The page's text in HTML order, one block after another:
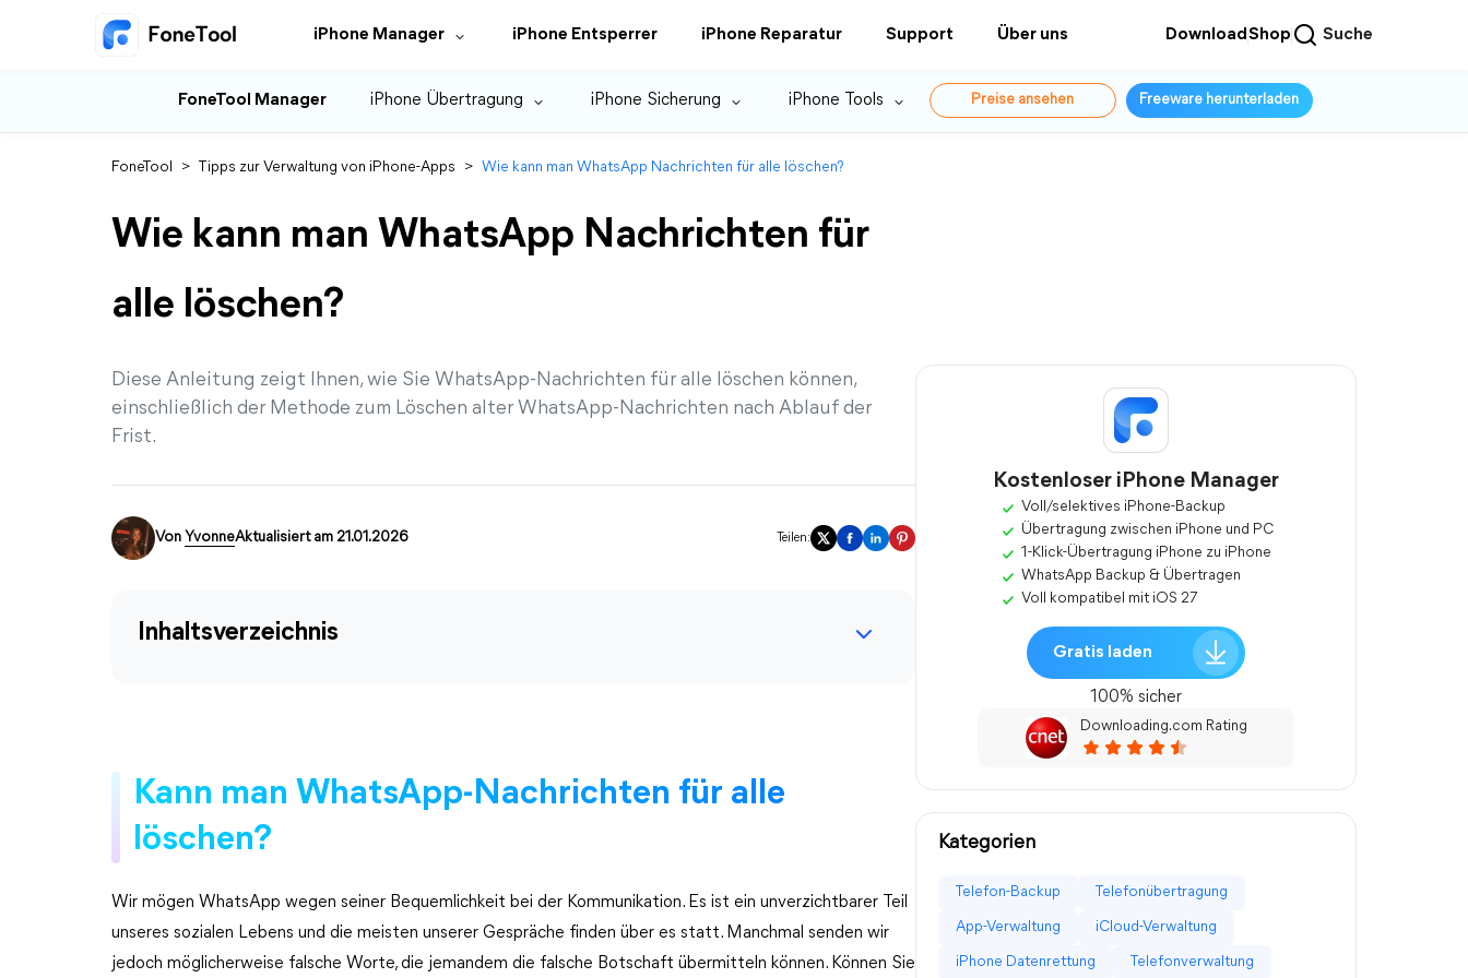
iPhone Manager iPhone Entsperrer iPhone Reparatur Support Über uns DownloadShop Suche
FoneTool Manager iPhone Übertragung iPhone Sicherung iPhone Tools Preise ansehen Freeware herunterladen
FoneTool > Tipps zur Verwaltung von iPhone-Apps > Wie kann man WhatsApp Nachrichten für alle löschen?
Wie kann man WhatsApp Nachrichten für
alle löschen?
Diese Anleitung zeigt Ihnen, wie Sie WhatsApp-Nachrichten für alle löschen können,
einschließlich der Methode zum Löschen alter WhatsApp-Nachrichten nach Ablauf der
Frist.
Von YvonneAktualisiert am 21.01.2026 Teilen:
Inhaltsverzeichnis
Kann man WhatsApp-Nachrichten für alle
löschen?
Wir mögen WhatsApp wegen seiner Bequemlichkeit bei der Kommunikation. Es ist ein unverzichtbarer Teil
unseres sozialen Lebens und die meisten unserer Gespräche finden über es statt. Manchmal senden wir
jedoch möglicherweise falsche Worte, die jemandem die falsche Botschaft übermitteln können. Können Sie
Kostenloser iPhone Manager
Voll/selektives iPhone-Backup
Übertragung zwischen iPhone und PC
1-Klick-Übertragung iPhone zu iPhone
WhatsApp Backup & Übertragen
Voll kompatibel mit iOS 27
Gratis laden
100% sicher
Downloading.com Rating
Kategorien
Telefon-Backup Telefonübertragung
App-Verwaltung iCloud-Verwaltung
iPhone Datenrettung Telefonverwaltung